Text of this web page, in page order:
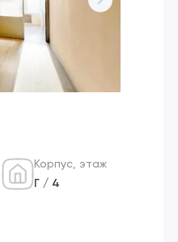
Корпус, этаж
Г / 4